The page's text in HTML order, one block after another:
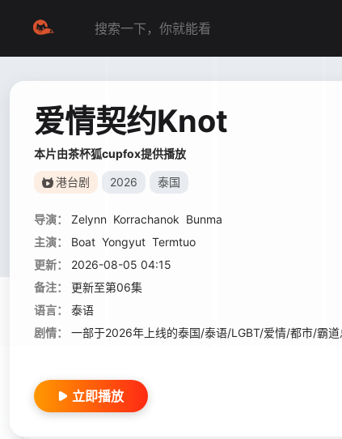
爱情契约Knot
本片由茶杯狐cupfox提供播放
港台剧 2026 泰国
导演： Zelynn Korrachanok Bunma
主演：
Boat Yongyut Termtuo
更新：
2026-08-05 04:15
备注：
更新至第06集
语言：
泰语
剧情：
一部于2026年上线的泰国/泰语/LGBT/爱情/都市/霸道
立即播放